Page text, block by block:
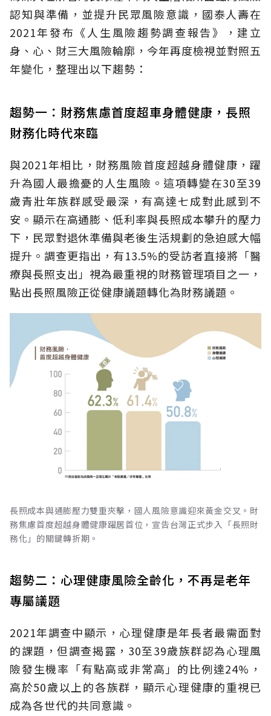
認知與準備，並提升民眾風險意識，國泰人壽在
2021年發布《人生風險趨勢調查報告》，建立
身、心、財三大風險輪廓，今年再度檢視並對照五
年變化，整理出以下趨勢：
趨勢一：財務焦慮首度超車身體健康，長照
財務化時代來臨
與2021年相比，財務風險首度超越身體健康，躍
升為國人最擔憂的人生風險。這項轉變在30至39
歲青壯年族群感受最深，有高達七成對此感到不
安。顯示在高通膨、低利率與長照成本攀升的壓力
下，民眾對退休準備與老後生活規劃的急迫感大幅
提升。調查更指出，有13.5%的受訪者直接將「醫
療與長照支出」視為最重視的財務管理項目之一，
點出長照風險正從健康議題轉化為財務議題。
長照成本與通膨壓力雙重夾擊，國人風險意識迎來黃金交叉。財
務焦慮首度超越身體健康躍居首位，宣告台灣正式步入「長照財
務化」的關鍵轉折期。
趨勢二：心理健康風險全齡化，不再是老年
專屬議題
2021年調查中顯示，心理健康是年長者最需面對
的課題，但調查揭露，30至39歲族群認為心理風
險發生機率「有點高或非常高」的比例達24%，
高於50歲以上的各族群，顯示心理健康的重視已
成為各世代的共同意識。